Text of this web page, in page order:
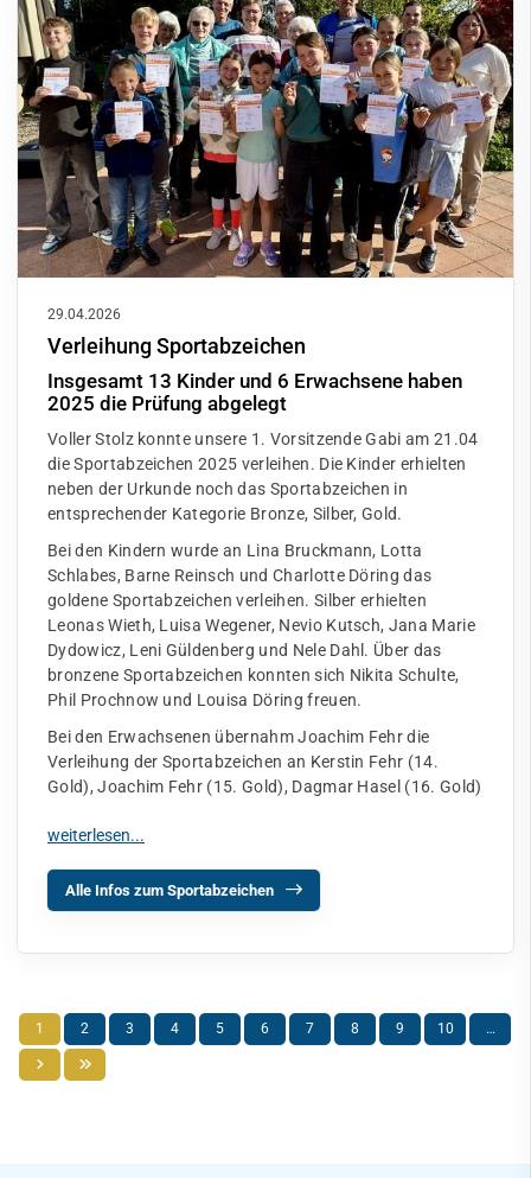
29.04.2026
Verleihung Sportabzeichen
Insgesamt 13 Kinder und 6 Erwachsene haben
2025 die Prüfung abgelegt
Voller Stolz konnte unsere 1. Vorsitzende Gabi am 21.04
die Sportabzeichen 2025 verleihen. Die Kinder erhielten
neben der Urkunde noch das Sportabzeichen in
entsprechender Kategorie Bronze, Silber, Gold.
Bei den Kindern wurde an Lina Bruckmann, Lotta
Schlabes, Barne Reinsch und Charlotte Döring das
goldene Sportabzeichen verleihen. Silber erhielten
Leonas Wieth, Luisa Wegener, Nevio Kutsch, Jana Marie
Dydowicz, Leni Güldenberg und Nele Dahl. Über das
bronzene Sportabzeichen konnten sich Nikita Schulte,
Phil Prochnow und Louisa Döring freuen.
Bei den Erwachsenen übernahm Joachim Fehr die
Verleihung der Sportabzeichen an Kerstin Fehr (14.
Gold), Joachim Fehr (15. Gold), Dagmar Hasel (16. Gold)
Alle Infos zum Sportabzeichen
1 2 3 4 5 6 7 8 9 10 …